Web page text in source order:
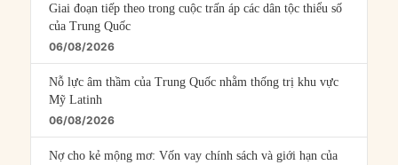
Giai đoạn tiếp theo trong cuộc trấn áp các dân tộc thiểu số
của Trung Quốc
06/08/2026
Nỗ lực âm thầm của Trung Quốc nhằm thống trị khu vực
Mỹ Latinh
06/08/2026
Nợ cho kẻ mộng mơ: Vốn vay chính sách và giới hạn của